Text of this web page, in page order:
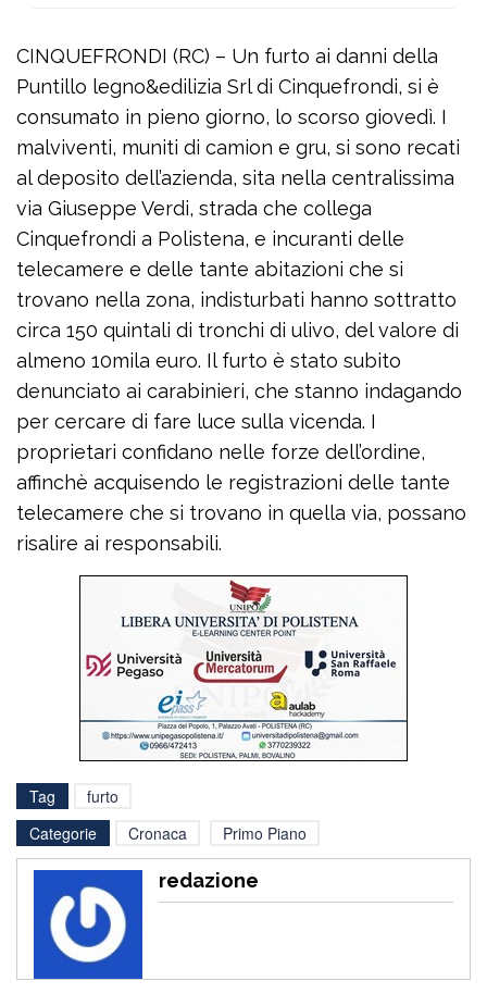
CINQUEFRONDI (RC) – Un furto ai danni della
Puntillo legno&edilizia Srl di Cinquefrondi, si è
consumato in pieno giorno, lo scorso giovedì. I
malviventi, muniti di camion e gru, si sono recati
al deposito dell’azienda, sita nella centralissima
via Giuseppe Verdi, strada che collega
Cinquefrondi a Polistena, e incuranti delle
telecamere e delle tante abitazioni che si
trovano nella zona, indisturbati hanno sottratto
circa 150 quintali di tronchi di ulivo, del valore di
almeno 10mila euro. Il furto è stato subito
denunciato ai carabinieri, che stanno indagando
per cercare di fare luce sulla vicenda. I
proprietari confidano nelle forze dell’ordine,
affinchè acquisendo le registrazioni delle tante
telecamere che si trovano in quella via, possano
risalire ai responsabili.
Tag
furto
Categorie
Cronaca Primo Piano
redazione